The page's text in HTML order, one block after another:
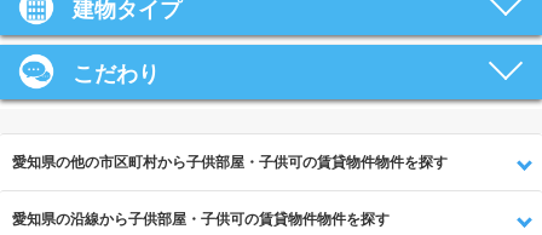
建物タイプ
こだわり
愛知県の他の市区町村から子供部屋・子供可の賃貸物件物件を探す
愛知県の沿線から子供部屋・子供可の賃貸物件物件を探す